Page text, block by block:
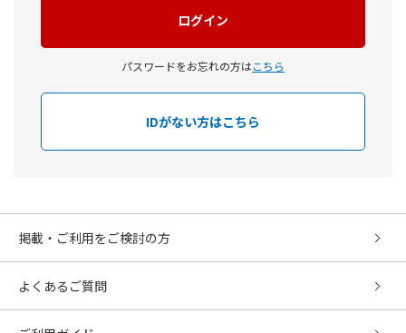
パスワードをお忘れの方はこちら
IDがない方はこちら
掲載・ご利用をご検討の方
よくあるご質問